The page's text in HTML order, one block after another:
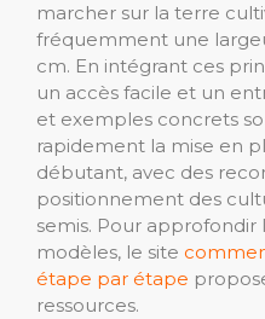
marcher sur la terre
fréquemment une
cm. En intégrant ces
un accès facile et un
et exemples concrets
rapidement la mise en
débutant, avec des
positionnement des
semis. Pour approfondir
modèles, le site
étape par étape
ressources.